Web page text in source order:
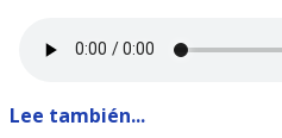
Lee también...